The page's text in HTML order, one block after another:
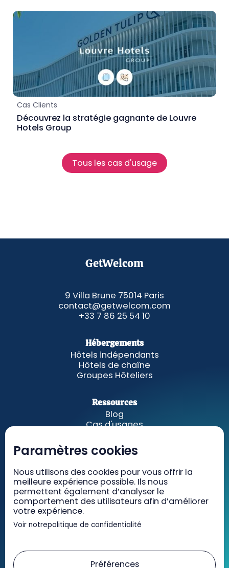
Paramètres cookies
Nous utilisons des cookies pour vous offrir la
meilleure expérience possible. Ils nous
permettent également d’analyser le
comportement des utilisateurs afin d’améliorer
votre expérience.
Voir notrepolitique de confidentialité
Préférences
Cas Clients
Découvrez la stratégie gagnante de Louvre
Hotels Group
Tous les cas d'usage
GetWelcom
9 Villa Brune 75014 Paris
contact@getwelcom.com
+33 7 86 25 54 10
Hébergements
Hôtels indépendants
Hôtels de chaîne
Groupes Hôteliers
Ressources
Blog
Cas d'usages
A propos
GetWelcom
Tarifs
Recrutement
Contact
Mentions légales
CGV/CGU